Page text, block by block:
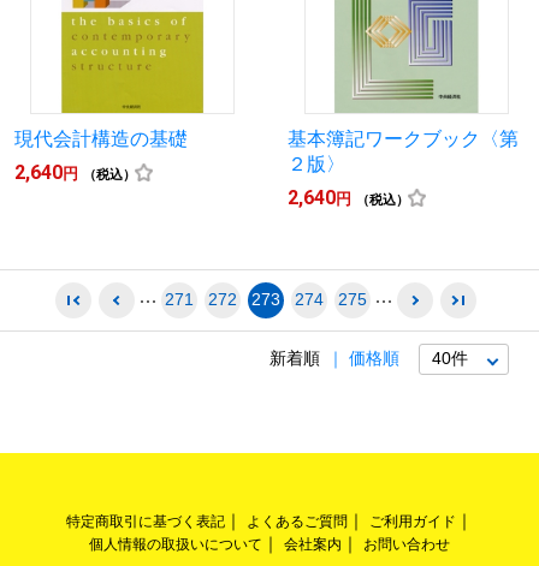
現代会計構造の基礎
2,640円 （税込）
基本簿記ワークブック〈第
２版〉
2,640円 （税込）
271 272 273 274 275
新着順 価格順
特定商取引に基づく表記 よくあるご質問
ご利用ガイド
個人情報の取扱いについて
会社案内 お問い合わせ